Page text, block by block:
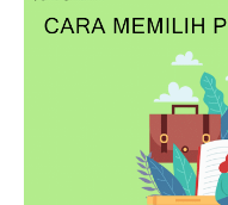
Prodi